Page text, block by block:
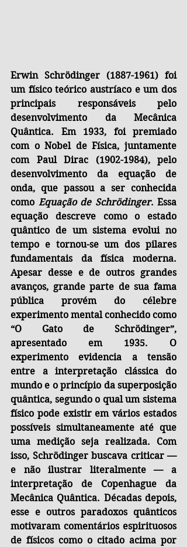
Erwin Schrödinger (1887-1961) foi
um físico teórico austríaco e um dos
principais responsáveis pelo
desenvolvimento da Mecânica
Quântica. Em 1933, foi premiado
com o Nobel de Física, juntamente
com Paul Dirac (1902-1984), pelo
desenvolvimento da equação de
onda, que passou a ser conhecida
como Equação de Schrödinger. Essa
equação descreve como o estado
quântico de um sistema evolui no
tempo e tornou-se um dos pilares
fundamentais da física moderna.
Apesar desse e de outros grandes
avanços, grande parte de sua fama
pública provém do célebre
experimento mental conhecido como
“O Gato de Schrödinger”,
apresentado em 1935. O
experimento evidencia a tensão
entre a interpretação clássica do
mundo e o princípio da superposição
quântica, segundo o qual um sistema
físico pode existir em vários estados
possíveis simultaneamente até que
uma medição seja realizada. Com
isso, Schrödinger buscava criticar —
e não ilustrar literalmente — a
interpretação de Copenhague da
Mecânica Quântica. Décadas depois,
esse e outros paradoxos quânticos
motivaram comentários espirituosos
de físicos como o citado acima por